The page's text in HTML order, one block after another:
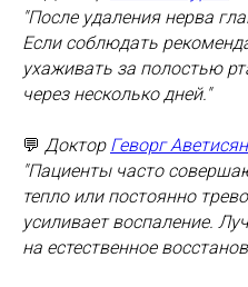
"После удаления нерва
Если соблюдать
ухаживать за полостью
через несколько дней."
💬 Доктор Геворг Аветисян
"Пациенты часто
тепло или постоянно
усиливает воспаление.
на естественное